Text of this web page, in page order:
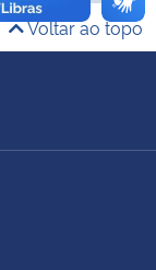
Voltar ao topo